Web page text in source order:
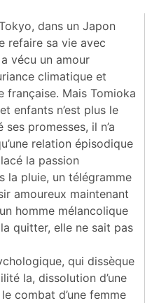
dans un Japon
refaire sa vie avec
vécu un amour
climatique et
française. Mais Tomioka
enfants n’est plus le
promesses, il n’a
relation épisodique
la passion
la pluie, un télégramme
amoureux maintenant
homme mélancolique
quitter, elle ne sait pas
qui dissèque
la, dissolution d’une
combat d’une femme